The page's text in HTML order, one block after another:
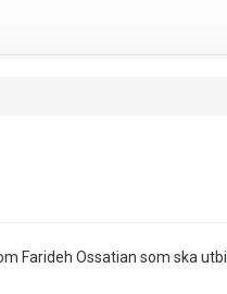
Farideh Ossatian som ska